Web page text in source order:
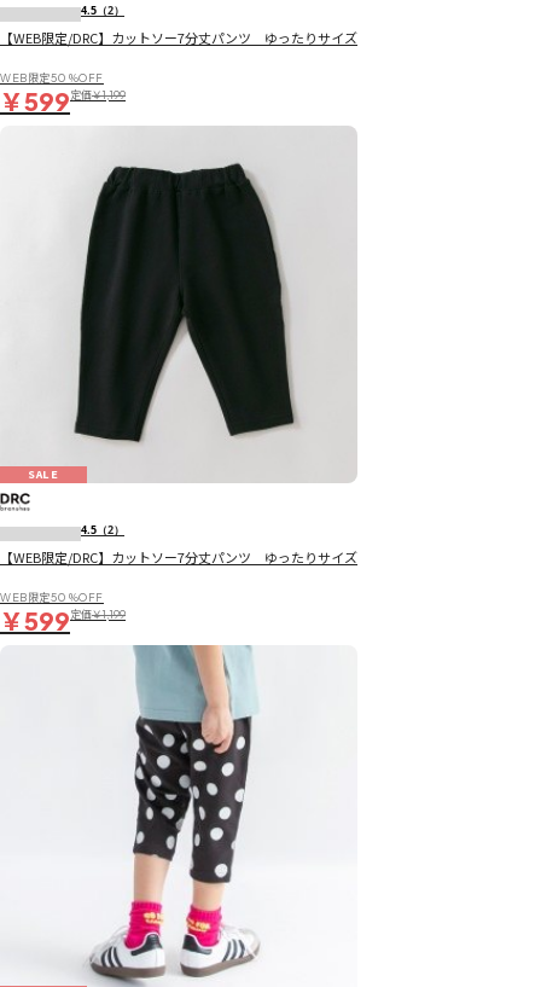
4.5 （2）
【WEB限定/DRC】カットソー7分丈パンツ ゆったりサイズ
WEB限定50％OFF
￥599定価￥1,199
SALE
4.5 （2）
【WEB限定/DRC】カットソー7分丈パンツ ゆったりサイズ
WEB限定50％OFF
￥599定価￥1,199